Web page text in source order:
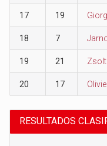
17 19
18 7
19 21
20 17
RESULTADOS